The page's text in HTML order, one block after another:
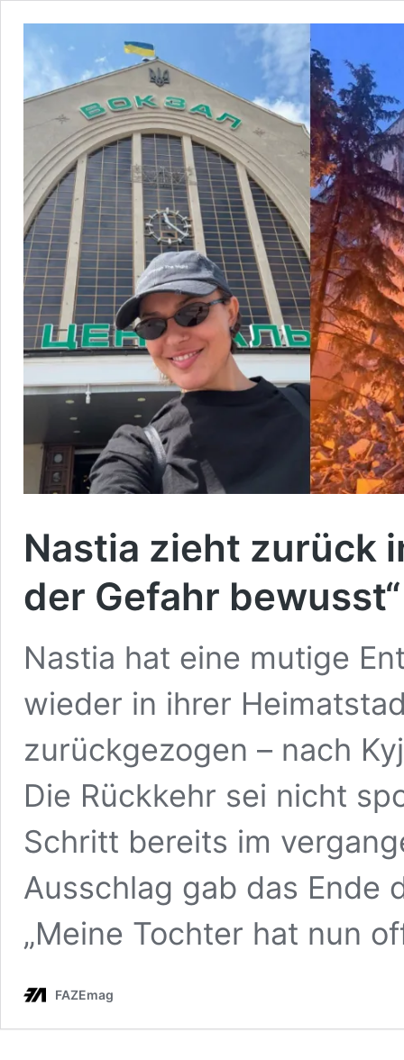
Nastia zieht zurück
der Gefahr bewusst“
Nastia hat eine mutige
wieder in ihrer
zurückgezogen – nach
Die Rückkehr sei nicht
Schritt bereits im
Ausschlag gab das Ende
„Meine Tochter hat nun
FAZEmag